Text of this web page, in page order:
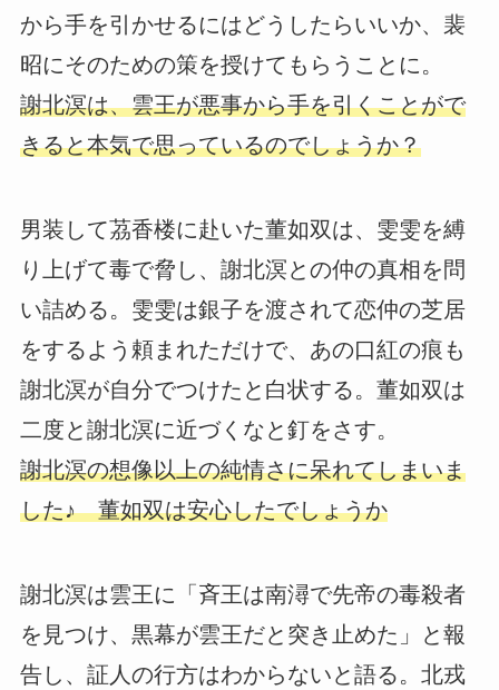
から手を引かせるにはどうしたらいいか、裴
昭にそのための策を授けてもらうことに。
謝北溟は、雲王が悪事から手を引くことがで
きると本気で思っているのでしょうか？
男装して茘香楼に赴いた董如双は、雯雯を縛
り上げて毒で脅し、謝北溟との仲の真相を問
い詰める。雯雯は銀子を渡されて恋仲の芝居
をするよう頼まれただけで、あの口紅の痕も
謝北溟が自分でつけたと白状する。董如双は
二度と謝北溟に近づくなと釘をさす。
謝北溟の想像以上の純情さに呆れてしまいま
した♪ 董如双は安心したでしょうか
謝北溟は雲王に「斉王は南潯で先帝の毒殺者
を見つけ、黒幕が雲王だと突き止めた」と報
告し、証人の行方はわからないと語る。北戎